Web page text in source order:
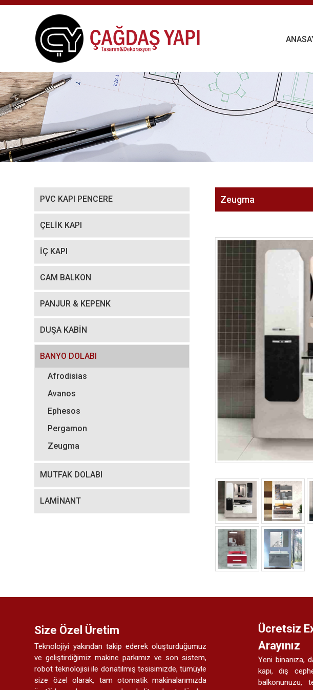
PVC KAPI PENCERE
ÇELİK KAPI
İÇ KAPI
CAM BALKON
PANJUR & KEPENK
DUŞA KABİN
BANYO DOLABI
Afrodisias
Avanos
Ephesos
Pergamon
Zeugma
MUTFAK DOLABI
LAMİNANT
Zeugma
Size Özel Üretim
Teknolojiyi yakından takip ederek oluşturduğumuz
ve geliştirdiğimiz makine parkımız ve son sistem,
robot teknolojisi ile donatılmış tesisimizde, tümüyle
size özel olarak, tam otomatik makinalarımızda
Ücretsiz
Arayınız
Yeni binanıza,
kapı, dış
balkonunuzu,